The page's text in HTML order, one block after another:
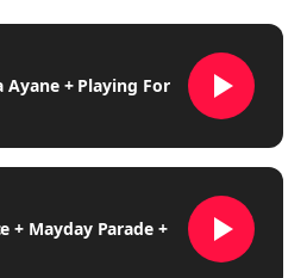
+ Playing For
+ Mayday Parade +